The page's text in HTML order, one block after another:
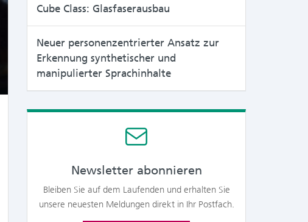
Cube Class: Glasfaserausbau
Neuer personenzentrierter Ansatz zur
Erkennung synthetischer und
manipulierter Sprachinhalte
Newsletter abonnieren
Bleiben Sie auf dem Laufenden und erhalten Sie
unsere neuesten Meldungen direkt in Ihr Postfach.